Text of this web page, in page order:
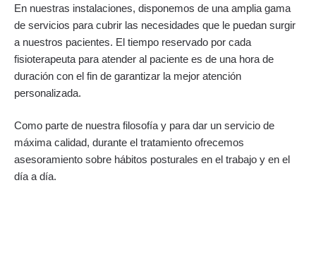
En nuestras instalaciones, disponemos de una amplia gama
de servicios para cubrir las necesidades que le puedan surgir
a nuestros pacientes. El tiempo reservado por cada
fisioterapeuta para atender al paciente es de una hora de
duración con el fin de garantizar la mejor atención
personalizada.
Como parte de nuestra filosofía y para dar un servicio de
máxima calidad, durante el tratamiento ofrecemos
asesoramiento sobre hábitos posturales en el trabajo y en el
día a día.